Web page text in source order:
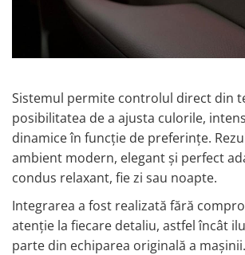
Sistemul permite controlul direct din
posibilitatea de a ajusta culorile,
dinamice în funcție de preferințe.
ambient modern, elegant și perfect
condus relaxant, fie zi sau noapte.
Integrarea a fost realizată fără
atenție la fiecare detaliu, astfel încât
parte din echiparea originală a mașinii.